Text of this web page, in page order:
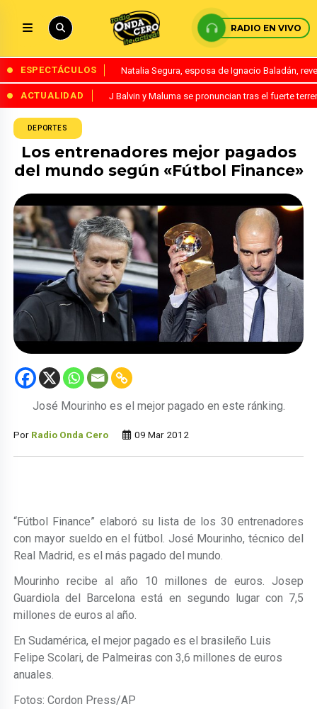
RADIO EN VIVO
ESPECTÁCULOS Natalia Segura, esposa de Ignacio Baladán,
ACTUALIDAD J Balvin y Maluma se pronuncian tras el fuerte
DEPORTES
Los entrenadores mejor pagados
del mundo según «Fútbol Finance»
José Mourinho es el mejor pagado en este ránking.
Por Radio Onda Cero 09 Mar 2012
“Fútbol Finance” elaboró su lista de los 30 entrenadores
con mayor sueldo en el fútbol. José Mourinho, técnico del
Real Madrid, es el más pagado del mundo.
Mourinho recibe al año 10 millones de euros. Josep
Guardiola del Barcelona está en segundo lugar con 7,5
millones de euros al año.
En Sudamérica, el mejor pagado es el brasileño Luis
Felipe Scolari, de Palmeiras con 3,6 millones de euros
anuales.
Fotos: Cordon Press/AP